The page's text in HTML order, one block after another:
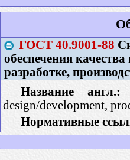
ГОСТ 40.9001-88
обеспечения
разработке,
Название англ.:
design/development,
Нормативные